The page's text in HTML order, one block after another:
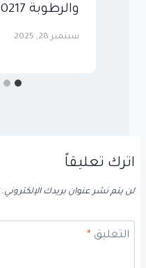
والرطوبة 0508300217
سبتمبر 28, 2025
اترك تعليقاً
لن يتم نشر عنوان بريدك الإلكتروني.
التعليق*